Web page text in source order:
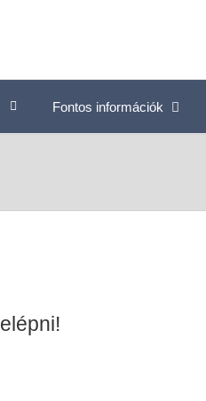
Fontos információk